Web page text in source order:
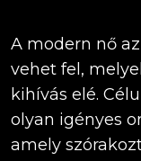
A modern nő
vehet fel,
kihívás elé.
olyan igényes
amely